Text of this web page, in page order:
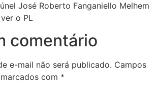
José Roberto Fanganiello Melhem
o PL
comentário
e-mail não será publicado. Campos
com *